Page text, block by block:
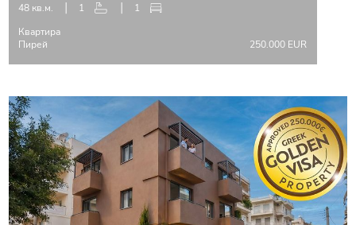
48 кв.м. 1
1
Квартира
Пирей
250.000 EUR